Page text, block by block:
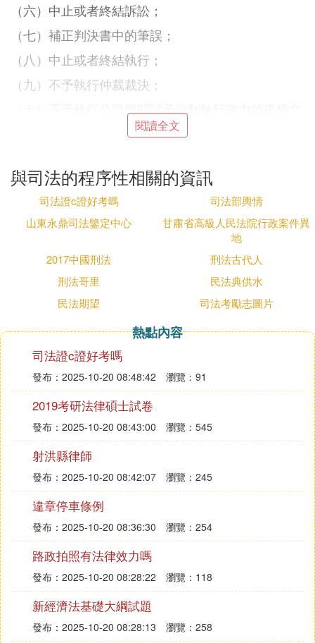
（六）中止或者終結訴訟；
（七）補正判決書中的筆誤；
（八）中止或者終結執行；
（九）不予執行仲裁裁決；
（十）不予執行公證機關賦予強制執行效力的債權文
對前款第（一）、（二）、（三）項裁定，可以上
訴。裁定書由審判人員、書記員署名，加蓋人民法院
印章。口頭裁定的，記入筆錄。
法律分析：司法與執法的區別主要表現在主體、內
容、程序性要求、主動性四個方面。 主體方面：司
法，司法機關（法院和檢察院）及其公職人員；執
法，國家行政機關及其公職人員。內容方面：司法，
對象是案件，內容是解決糾紛；執法，以國家的名義
對社會進行全面管理，內容比司法廣泛。程序性要
求：司法，有嚴格的程序性要求，如果違反程序，將
導致司法行為的無效和不合法；執法，執法活動不如
司法活動的程序性要求嚴格。主動性：司法，被動
性，「不告不理」；執法；主動性和單方面性。
法律依據：《中華人民共和國治安管理處罰法》 第
七條 國務院公安部門負責全國的治安管理工作。縣
級以上地方各級人民政府公安機關負責本行政區域內
的治安管理工作。
《中華人民共和國國家賠償法》 第七條 行政機關及
其工作人員行使行政職權侵犯公民、法人和其他組織
的合法權益造成損害的，該行政機關為賠償義務機
關。 兩個以上行政機關共同行使行政職權時侵犯公
民、法人和其他組織的合法權益造成損害的，共同行
使行政職權的行政機關為共同賠償義務機關。 法
律、法規授權的組織在行使授予的行政權力時侵犯公
閱讀全文
與司法的程序性相關的資訊
司法證c證好考嗎
司法部輿情
山東永鼎司法鑒定中心
甘肅省高級人民法院行政案件異
地
2017中國刑法
刑法古代人
刑法哥里
民法典供水
民法期望
司法考勵志圖片
熱點內容
司法證c證好考嗎
發布：2025-10-20 08:48:42 瀏覽：91
2019考研法律碩士試卷
發布：2025-10-20 08:43:00 瀏覽：545
射洪縣律師
發布：2025-10-20 08:42:07 瀏覽：245
違章停車條例
發布：2025-10-20 08:36:30 瀏覽：254
路政拍照有法律效力嗎
發布：2025-10-20 08:28:22 瀏覽：118
新經濟法基礎大綱試題
發布：2025-10-20 08:28:13 瀏覽：258